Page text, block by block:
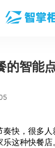
的智能
奏快，很多
乐这种快餐